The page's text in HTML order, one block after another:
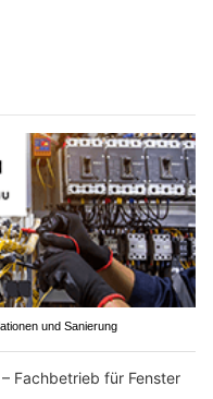
und Sanierung